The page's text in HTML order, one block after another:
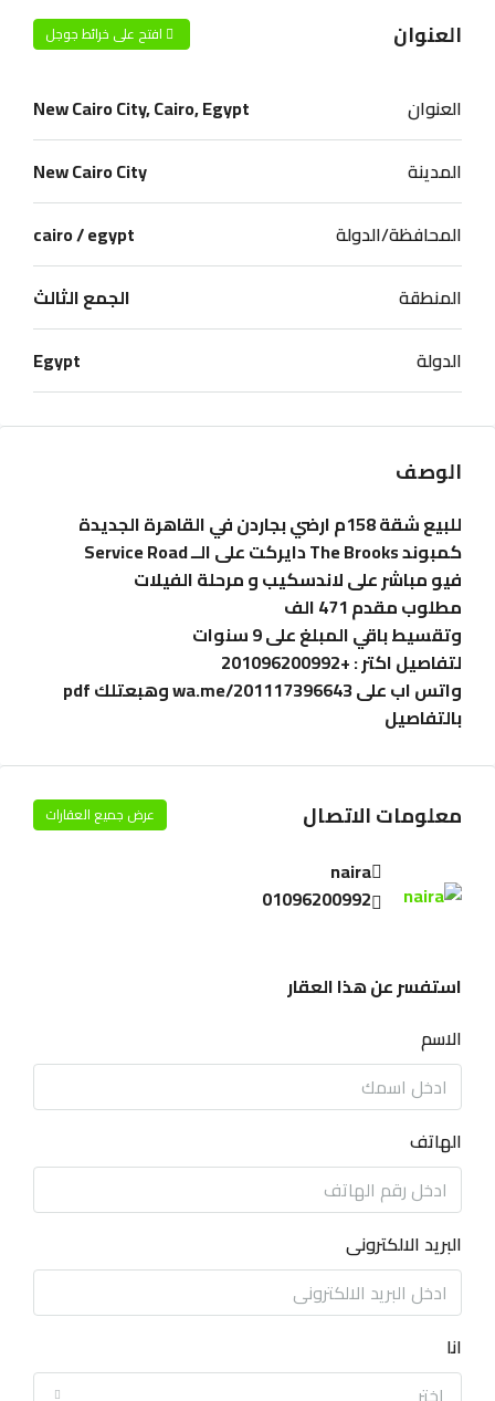
العنوان افتح على خرائط جوجل
العنوان
New Cairo City, Cairo, Egypt
المدينة
New Cairo City
المحافظة/الدولة
cairo / egypt
المنطقة
الجمع الثالث
الدولة
Egypt
الوصف
للبيع شقة 158م ارضي بجاردن في القاهرة الجديدة
كمبوند The Brooks دايركت على الــ Service Road
فيو مباشر على لاندسكيب و مرحلة الفيلات
مطلوب مقدم 471 الف
وتقسيط باقي المبلغ على 9 سنوات
لتفاصيل اكتر : +201096200992
واتس اب على wa.me/201117396643 وهبعتلك pdf
بالتفاصيل
معلومات الاتصال عرض جميع العقارات
naira
01096200992
استفسر عن هذا العقار
الاسم
الهاتف
البريد الالكترونى
انا